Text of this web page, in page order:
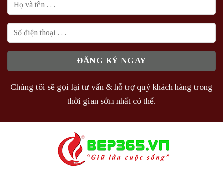
Chúng tôi sẽ gọi lại tư vấn & hỗ trợ quý khách hàng trong
thời gian sớm nhất có thể.